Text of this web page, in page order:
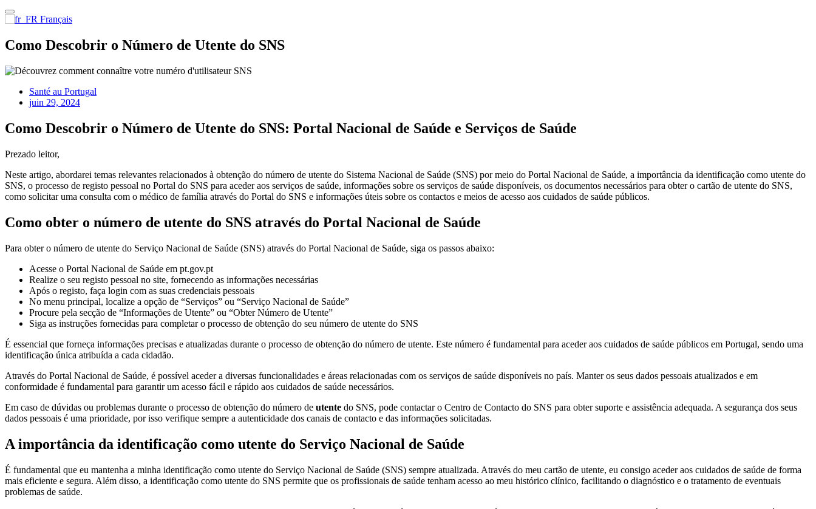
Français
Como Descobrir o Número de Utente do SNS
Santé au Portugal
juin 29, 2024
Como Descobrir o Número de Utente do SNS: Portal Nacional de Saúde e Serviços de Saúde
Prezado leitor,
Neste artigo, abordarei temas relevantes relacionados à obtenção do número de utente do Sistema Nacional de Saúde (SNS) por meio do Portal Nacional de Saúde, a importância da identificação como utente do
SNS, o processo de registo pessoal no Portal do SNS para aceder aos serviços de saúde, informações sobre os serviços de saúde disponíveis, os documentos necessários para obter o cartão de utente do SNS,
como solicitar uma consulta com o médico de família através do Portal do SNS e informações úteis sobre os contactos e meios de acesso aos cuidados de saúde públicos.
Como obter o número de utente do SNS através do Portal Nacional de Saúde
Para obter o número de utente do Serviço Nacional de Saúde (SNS) através do Portal Nacional de Saúde, siga os passos abaixo:
Acesse o Portal Nacional de Saúde em pt.gov.pt
Realize o seu registo pessoal no site, fornecendo as informações necessárias
Após o registo, faça login com as suas credenciais pessoais
No menu principal, localize a opção de “Serviços” ou “Serviço Nacional de Saúde”
Procure pela secção de “Informações de Utente” ou “Obter Número de Utente”
Siga as instruções fornecidas para completar o processo de obtenção do seu número de utente do SNS
É essencial que forneça informações precisas e atualizadas durante o processo de obtenção do número de utente. Este número é fundamental para aceder aos cuidados de saúde públicos em Portugal, sendo uma
identificação única atribuída a cada cidadão.
Através do Portal Nacional de Saúde, é possível aceder a diversas funcionalidades e áreas relacionadas com os serviços de saúde disponíveis no país. Manter os seus dados pessoais atualizados e em
conformidade é fundamental para garantir um acesso fácil e rápido aos cuidados de saúde necessários.
Em caso de dúvidas ou problemas durante o processo de obtenção do número de utente do SNS, pode contactar o Centro de Contacto do SNS para obter suporte e assistência adequada. A segurança dos seus
dados pessoais é uma prioridade, por isso verifique sempre a autenticidade dos canais de contacto e das informações solicitadas.
A importância da identificação como utente do Serviço Nacional de Saúde
É fundamental que eu mantenha a minha identificação como utente do Serviço Nacional de Saúde (SNS) sempre atualizada. Através do meu cartão de utente, eu consigo aceder aos cuidados de saúde de forma
mais eficiente e segura. Além disso, a identificação como utente do SNS permite que os profissionais de saúde tenham acesso ao meu histórico clínico, facilitando o diagnóstico e o tratamento de eventuais
problemas de saúde.